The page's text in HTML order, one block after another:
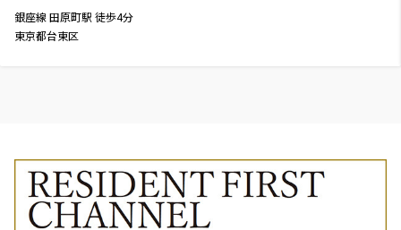
銀座線 田原町駅 徒歩4分
東京都台東区